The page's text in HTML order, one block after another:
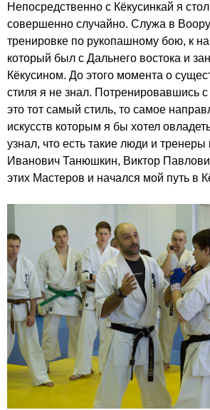
Непосредственно с Кёкусинкай я
совершенно случайно. Служа в
тренировке по рукопашному бою, к
который был с Дальнего востока и
Кёкусином. До этого момента о
стиля я не знал. Потренировавшись
это тот самый стиль, то самое
искусств которым я бы хотел
узнал, что есть такие люди и тренеры
Иванович Танюшкин, Виктор
этих Мастеров и начался мой путь в